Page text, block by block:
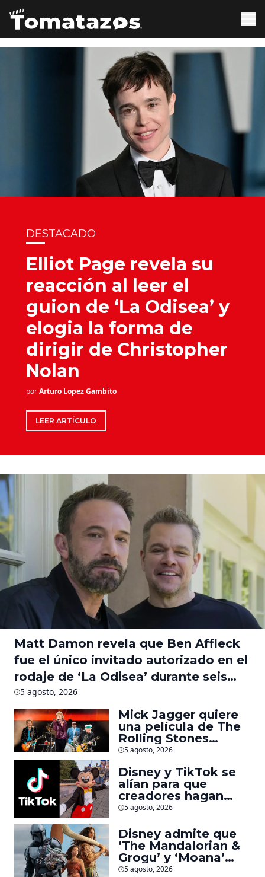
DESTACADO
Elliot Page revela su
reacción al leer el
guion de ‘La Odisea’ y
elogia la forma de
dirigir de Christopher
Nolan
porArturo Lopez Gambito
LEER ARTÍCULO
Matt Damon revela que Ben Affleck
fue el único invitado autorizado en el
rodaje de ‘La Odisea’ durante seis
meses
5 agosto, 2026
Mick Jagger quiere
una película de The
Rolling Stones
inspirado por los
Beatles
5 agosto, 2026
Disney y TikTok se
alían para que
creadores hagan
videos con
Marvel, Pixar y ‘Star
Wars’
5 agosto, 2026
Disney admite que
‘The Mandalorian &
Grogu’ y ‘Moana’
fueron decepciones
5 agosto, 2026